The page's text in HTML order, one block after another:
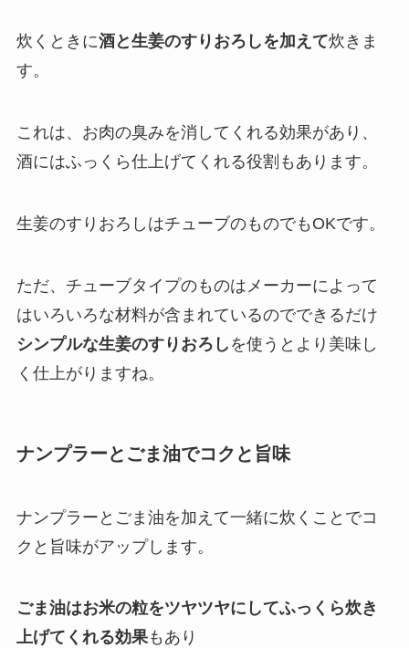
炊くときに酒と生姜のすりおろしを加えて炊きま
す。
これは、 お肉の臭みを消してくれる効果があり、
酒にはふっくら仕上げてくれる役割 もあります。
生姜のすりおろしはチューブのものでもOKです。
ただ、チューブタイプのものはメーカーによって
はいろいろな材料が含まれているのでできるだけ
シンプルな生姜のすりおろし を使うとより美味し
く仕上がりますね。
ナンプラーとごま油でコクと旨味
ナンプラーとごま油を加えて一緒に炊くことでコ
クと旨味がアップします。
ごま油はお米の粒をツヤツヤにしてふっくら炊き
上げてくれる効果もあり